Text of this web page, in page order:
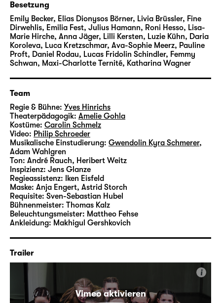
Besetzung
Emily Becker, Elias Dionysos Börner, Livia Brüssler, Fine
Dirwehlis, Emilia Fest, Julius Hamann, Roni Hesso, Lisa-
Marie Hirche, Anna Jäger, Lilli Kersten, Luzie Kühn, Daria
Koroleva, Luca Kretzschmar, Ava-Sophie Meerz, Pauline
Proft, Daniel Rodau, Lucas Fridolin Schindler, Femmy
Schwan, Maxi-Charlotte Ternité, Katharina Wagner
Team
Regie & Bühne: Yves Hinrichs
Theaterpädagogik: Amelie Gohla
Kostüme: Carolin Schmelz
Video: Philip Schroeder
Musikalische Einstudierung: Gwendolin Kyra Schmerer,
Adam Wahlgren
Ton: André Rauch, Heribert Weitz
Inspizienz: Jens Glanze
Regieassistenz:
Iken Eisfeld
Maske: Anja Engert, Astrid Storch
Requisite: Sven-Sebastian Hubel
Bühnenmeister: Thomas Kalz
Beleuchtungsmeister: Mattheo Fehse
Ankleidung: Makhigul Gershkovich
Trailer
Vimeo aktivieren
i